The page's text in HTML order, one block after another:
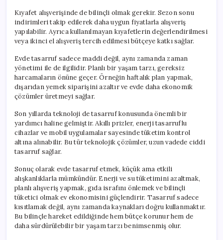
Kıyafet alışverişinde de bilinçli olmak gerekir. Sezon sonu
indirimleri takip edilerek daha uygun fiyatlarla alışveriş
yapılabilir. Ayrıca kullanılmayan kıyafetlerin değerlendirilmesi
veya ikinci el alışveriş tercih edilmesi bütçeye katkı sağlar.
Evde tasarruf sadece maddi değil, aynı zamanda zaman
yönetimi ile de ilgilidir. Planlı bir yaşam tarzı, gereksiz
harcamaların önüne geçer. Örneğin haftalık plan yapmak,
dışarıdan yemek siparişini azaltır ve evde daha ekonomik
çözümler üretmeyi sağlar.
Son yıllarda teknoloji de tasarruf konusunda önemli bir
yardımcı haline gelmiştir. Akıllı prizler, enerji tasarruflu
cihazlar ve mobil uygulamalar sayesinde tüketim kontrol
altına alınabilir. Bu tür teknolojik çözümler, uzun vadede ciddi
tasarruf sağlar.
Sonuç olarak evde tasarruf etmek, küçük ama etkili
alışkanlıklarla mümkündür. Enerji ve su tüketimini azaltmak,
planlı alışveriş yapmak, gıda israfını önlemek ve bilinçli
tüketici olmak ev ekonomisini güçlendirir. Tasarruf sadece
kısıtlamak değil, aynı zamanda kaynakları doğru kullanmaktır.
Bu bilinçle hareket edildiğinde hem bütçe korunur hem de
daha sürdürülebilir bir yaşam tarzı benimsenmiş olur.